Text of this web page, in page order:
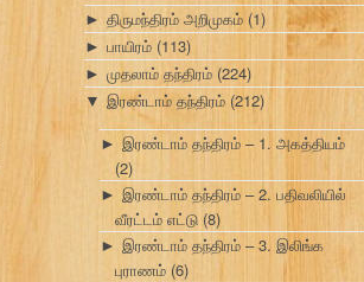
► திருமந்திரம் அறிமுகம் (1)
► பாயிரம் (113)
► முதலாம் தந்திரம் (224)
▼ இரண்டாம் தந்திரம் (212)
► இரண்டாம் தந்திரம் – 1. அகத்தியம்
(2)
► இரண்டாம் தந்திரம் – 2. பதிவலியில்
வீரட்டம் எட்டு (8)
► இரண்டாம் தந்திரம் – 3. இலிங்க
புராணம் (6)